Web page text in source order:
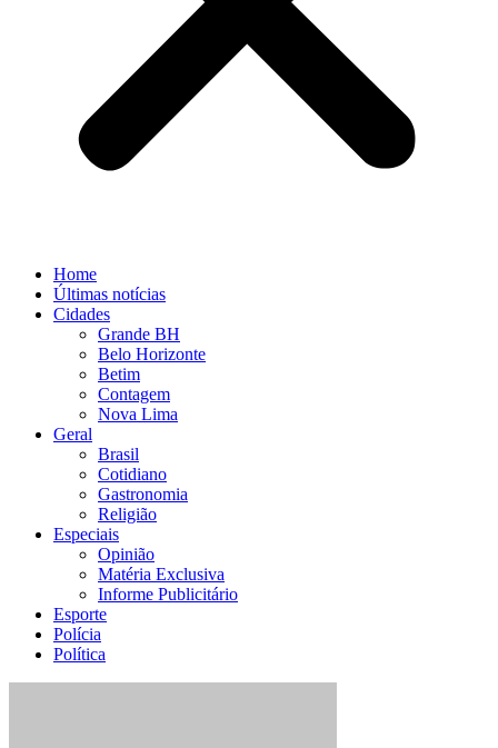
Home
Últimas notícias
Cidades
Grande BH
Belo Horizonte
Betim
Contagem
Nova Lima
Geral
Brasil
Cotidiano
Gastronomia
Religião
Especiais
Opinião
Matéria Exclusiva
Informe Publicitário
Esporte
Polícia
Política